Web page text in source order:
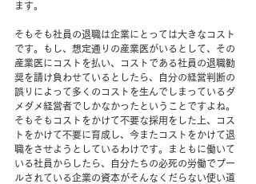
ます。
そもそも社員の退職は企業にとっては大きなコスト
です。もし、想定通りの産業医がいるとして、その
産業医にコストを払い、コストである社員の退職勧
奨を請け負わせているとしたら、自分の経営判断の
誤りによって多くのコストを生んでしまっているダ
メダメ経営者でしかなかったということですよね。
そもそもコストをかけて不要な採用をした上、コス
トをかけて不要に育成し、今またコストをかけて退
職をさせようとしているわけです。まともに働いて
いる社員からしたら、自分たちの必死の労働でプー
ルされている企業の資本がそんなくだらない使い道